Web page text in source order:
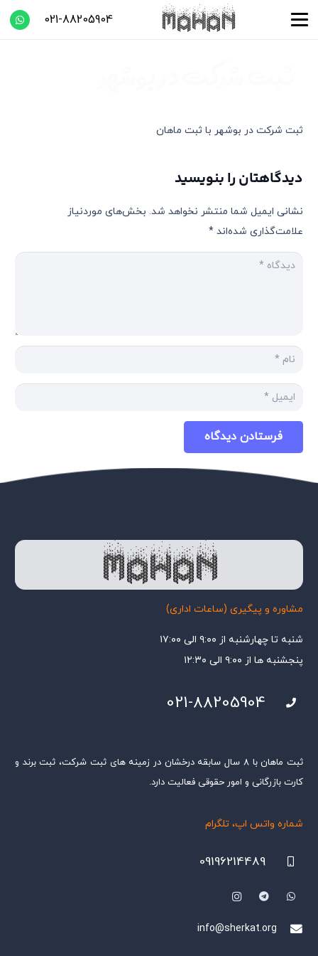
021-88205904
ثبت شرکت در بوشهر با ثبت ماهان
دیدگاهتان را بنویسید
نشانی ایمیل شما منتشر نخواهد شد. بخش‌های موردنیاز
علامت‌گذاری شده‌اند *
فرستادن دیدگاه
مشاوره و پیگیری (ساعات اداری)
شنبه تا چهارشنبه از ۹:۰۰ الی ۱۷:۰۰
پنجشنبه ها از ۹:۰۰ الی ۱۲:۳۰
021-88205904
ثبت ماهان با ۸ سال سابقه درخشان در زمینه های ثبت شرکت، ثبت برند و
کارت بازرگانی و امور حقوقی فعالیت دارد.
شماره واتس اپ، تلگرام
09196214489
info@sherkat.org